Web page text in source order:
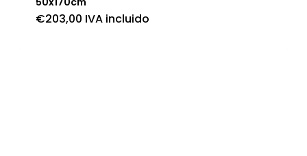
€203,00 IVA incluido